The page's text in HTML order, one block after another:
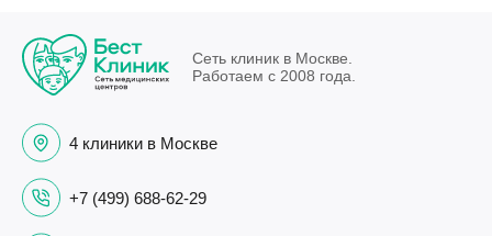
Сеть клиник в Москве.
Работаем с 2008 года.
4 клиники в Москве
+7 (499) 688-62-29